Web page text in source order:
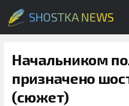
SHOSTKA NEWS
Начальником
призначено
(сюжет)